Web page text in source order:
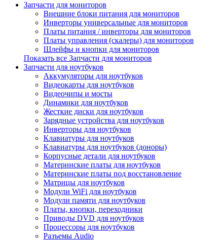
Запчасти для мониторов
Внешние блоки питания для мониторов
Инверторы универсальные для мониторов
Платы питания / инверторы для мониторов
Платы управления (скалеры) для мониторов
Шлейфы и кнопки для мониторов
Показать все Запчасти для мониторов
Запчасти для ноутбуков
Аккумуляторы для ноутбуков
Видеокарты для ноутбуков
Видеочипы и мосты
Динамики для ноутбуков
Жесткие диски для ноутбуков
Зарядные устройства для ноутбуков
Инверторы для ноутбуков
Клавиатуры для ноутбуков
Клавиатуры для ноутбуков (доноры)
Корпусные детали для ноутбуков
Материнские платы для ноутбуков
Материнские платы под восстановление
Матрицы для ноутбуков
Модули WiFi для ноутбуков
Модули памяти для ноутбуков
Платы, кнопки, переходники
Приводы DVD для ноутбуков
Процессоры для ноутбуков
Разъемы Audio